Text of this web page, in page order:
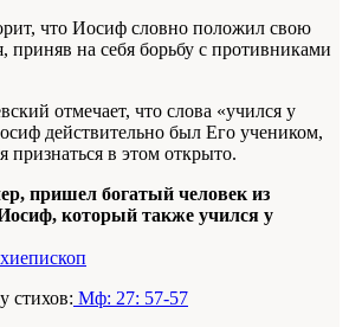
что Иосиф словно положил свою
приняв на себя борьбу с противниками
отмечает, что слова «учился у
действительно был Его учеником,
признаться в этом открыто.
пришел богатый человек из
который также учился у
стихов: Мф: 27: 57-57